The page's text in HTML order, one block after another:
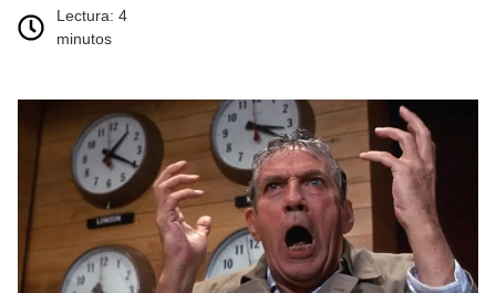
Lectura: 4
minutos